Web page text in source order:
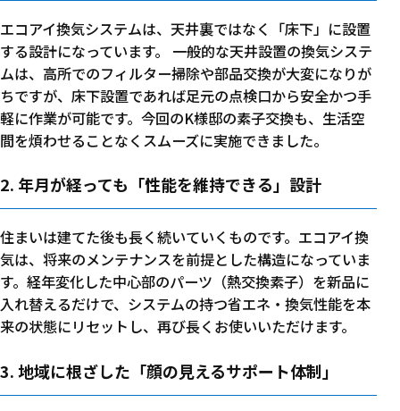
エコアイ換気システムは、天井裏ではなく「床下」に設置
する設計になっています。 一般的な天井設置の換気システ
ムは、高所でのフィルター掃除や部品交換が大変になりが
ちですが、床下設置であれば足元の点検口から安全かつ手
軽に作業が可能です。今回のK様邸の素子交換も、生活空
間を煩わせることなくスムーズに実施できました。
2. 年月が経っても「性能を維持できる」設計
住まいは建てた後も長く続いていくものです。エコアイ換
気は、将来のメンテナンスを前提とした構造になっていま
す。経年変化した中心部のパーツ（熱交換素子）を新品に
入れ替えるだけで、システムの持つ省エネ・換気性能を本
来の状態にリセットし、再び長くお使いいただけます。
3. 地域に根ざした「顔の見えるサポート体制」